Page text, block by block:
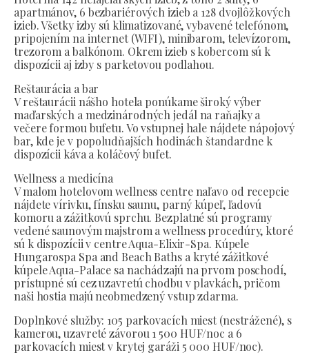
apartmánov, 6 bezbariérových izieb a 128 dvojlôžkových
izieb. Všetky izby sú klimatizované, vybavené telefónom,
pripojením na internet (WIFI), minibarom, televízorom,
trezorom a balkónom. Okrem izieb s kobercom sú k
dispozícii aj izby s parketovou podlahou.
Reštaurácia a bar
V reštaurácii nášho hotela ponúkame široký výber
maďarských a medzinárodných jedál na raňajky a
večere formou bufetu. Vo vstupnej hale nájdete nápojový
bar, kde je v popoludňajších hodinách štandardne k
dispozícii káva a koláčový bufet.
Wellness a medicína
V malom hotelovom wellness centre naľavo od recepcie
nájdete vírivku, fínsku saunu, parný kúpeľ, ľadovú
komoru a zážitkovú sprchu. Bezplatné sú programy
vedené saunovým majstrom a wellness procedúry, ktoré
sú k dispozícii v centre Aqua-Elixir-Spa. Kúpele
Hungarospa Spa and Beach Baths a kryté zážitkové
kúpele Aqua-Palace sa nachádzajú na prvom poschodí,
prístupné sú cez uzavretú chodbu v plavkách, pričom
naši hostia majú neobmedzený vstup zdarma.
Doplnkové služby: 105 parkovacích miest (nestrážené), s
kamerou, uzavreté závorou 1 500 HUF/noc a 6
parkovacích miest v krytej garáži 5 000 HUF/noc).